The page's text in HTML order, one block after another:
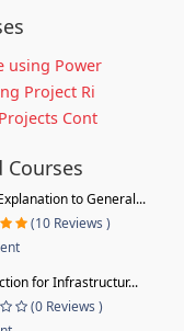
using Power
Project Ri
Cont
Courses
to General...
(10 Reviews )
for Infrastructur...
(0 Reviews )